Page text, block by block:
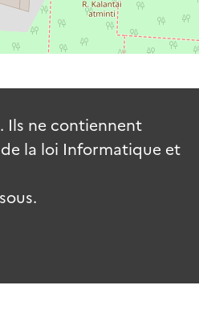
Ils ne contiennent
la loi Informatique et